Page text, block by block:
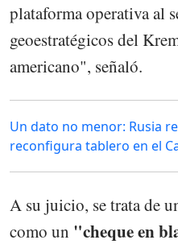
plataforma operativa al
geoestratégicos del
americano", señaló.
Un dato no menor: Rusia
reconfigura tablero en el
A su juicio, se trata de
como un "cheque en